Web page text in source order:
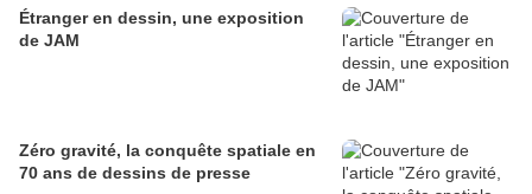
Étranger en dessin, une exposition
de JAM
Zéro gravité, la conquête spatiale en
70 ans de dessins de presse